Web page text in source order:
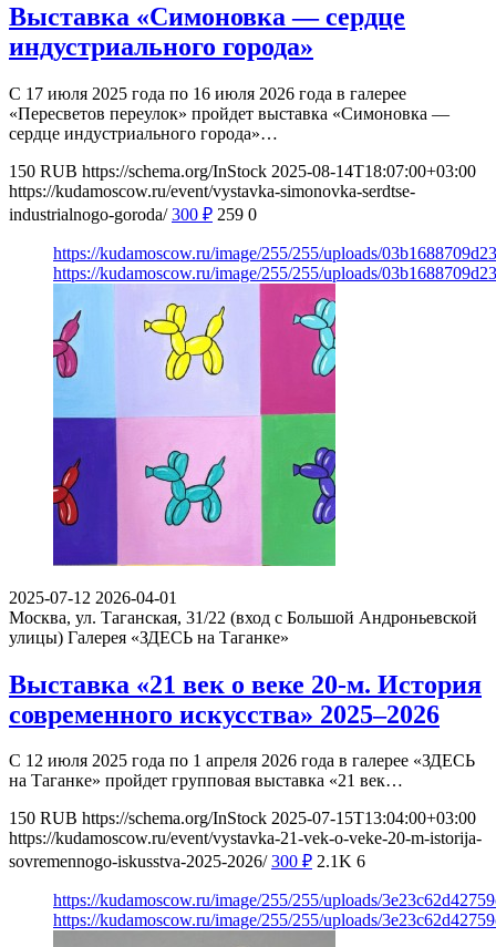
Выставка «Симоновка — сердце
индустриального города»
С 17 июля 2025 года по 16 июля 2026 года в галерее
«Пересветов переулок» пройдет выставка «Симоновка —
сердце индустриального города»…
150 RUB https://schema.org/InStock 2025-08-14T18:07:00+03:00
https://kudamoscow.ru/event/vystavka-simonovka-serdtse-
industrialnogo-goroda/ 300 ₽ 259 0
https://kudamoscow.ru/image/255/255/uploads/
https://kudamoscow.ru/image/255/255/uploads/
2025-07-12 2026-04-01
Москва, ул. Таганская, 31/22 (вход с Большой Андроньевской
улицы) Галерея «ЗДЕСЬ на Таганке»
Выставка «21 век о веке 20-м. История
современного искусства» 2025–2026
С 12 июля 2025 года по 1 апреля 2026 года в галерее «ЗДЕСЬ
на Таганке» пройдет групповая выставка «21 век…
150 RUB https://schema.org/InStock 2025-07-15T13:04:00+03:00
https://kudamoscow.ru/event/vystavka-21-vek-o-veke-20-m-istorija-
sovremennogo-iskusstva-2025-2026/ 300 ₽ 2.1K 6
https://kudamoscow.ru/image/255/255/uploads/
https://kudamoscow.ru/image/255/255/uploads/